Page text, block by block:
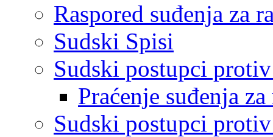
Raspored suđenja za
Sudski Spisi
Sudski postupci
Praćenje suđenja
Sudski postupci